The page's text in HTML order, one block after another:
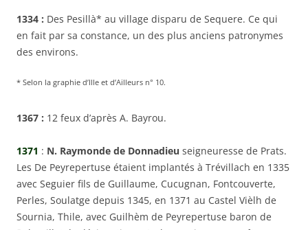
1334 : Des Pesillà* au village disparu de Sequere. Ce qui
en fait par sa constance, un des plus anciens patronymes
des environs.
* Selon la graphie d’Ille et d’Ailleurs n° 10.
1367 : 12 feux d’après A. Bayrou.
1371 : N. Raymonde de Donnadieu seigneuresse de Prats.
Les De Peyrepertuse étaient implantés à Trévillach en 1335
avec Seguier fils de Guillaume, Cucugnan, Fontcouverte,
Perles, Soulatge depuis 1345, en 1371 au Castel Vièlh de
Sournia, Thile, avec Guilhèm de Peyrepertuse baron de